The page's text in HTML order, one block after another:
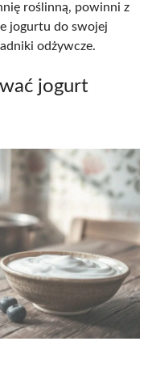
roślinną, powinni z
jogurtu do swojej
odżywcze.
jogurt